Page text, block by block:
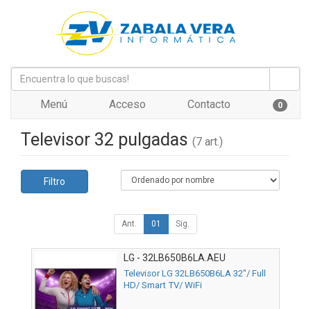
Menú Acceso Contacto 0
Televisor 32 pulgadas (7 art.)
Filtro
Ant. 01 Sig.
LG - 32LB650B6LA.AEU
Televisor LG 32LB650B6LA 32"/ Full
HD/ Smart TV/ WiFi